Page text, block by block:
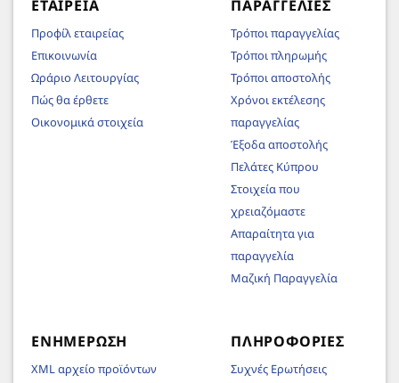
ΕΤΑΙΡΕΊΑ
Προφίλ εταιρείας
Επικοινωνία
Ωράριο Λειτουργίας
Πώς θα έρθετε
Οικονομικά στοιχεία
ΠΑΡΑΓΓΕΛΊΕΣ
Τρόποι παραγγελίας
Τρόποι πληρωμής
Τρόποι αποστολής
Χρόνοι εκτέλεσης
παραγγελίας
Έξοδα αποστολής
Πελάτες Κύπρου
Στοιχεία που
χρειαζόμαστε
Απαραίτητα για
παραγγελία
Μαζική Παραγγελία
ΕΝΗΜΈΡΩΣΗ
XML αρχείο προϊόντων
ΠΛΗΡΟΦΟΡΊΕΣ
Συχνές Ερωτήσεις